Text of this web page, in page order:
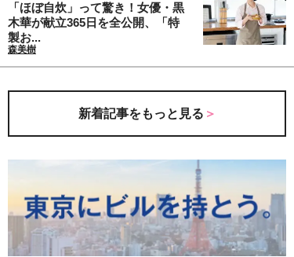
「ほぼ自炊」って驚き！女優・黒
木華が献立365日を全公開、「特
製お...
森美樹
新着記事をもっと見る